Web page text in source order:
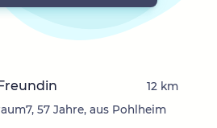
57 Jahre, aus Pohlheim
12 km